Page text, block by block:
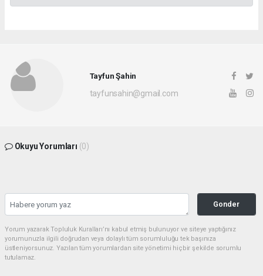
Tayfun Şahin
tayfunsahin@gmail.com
Okuyu Yorumları (0)
Gonder
Yorum yazarak Topluluk Kuralları’nı kabul etmiş bulunuyor ve siteye yaptığınız
yorumunuzla ilgili doğrudan veya dolaylı tüm sorumluluğu tek başınıza
üstleniyorsunuz. Yazılan tüm yorumlardan site yönetimi hiçbir şekilde sorumlu
tutulamaz.